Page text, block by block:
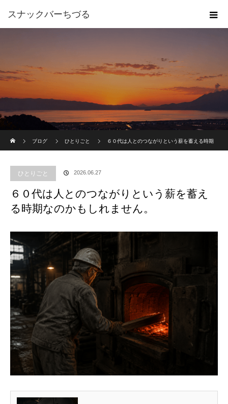
スナックバーちづる
ブログ
ひとりごと ６０代は人とのつながりという薪を蓄える時期
ひとりごと 2026.06.27
６０代は人とのつながりという薪を蓄え
る時期なのかもしれません。